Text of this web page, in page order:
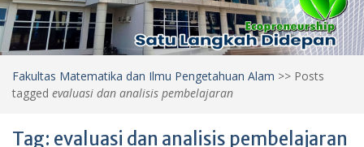
Fakultas Matematika dan Ilmu Pengetahuan Alam >> Posts
tagged evaluasi dan analisis pembelajaran
Tag: evaluasi dan analisis pembelajaran